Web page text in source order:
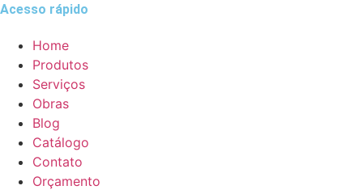
Acesso rápido
Home
Produtos
Serviços
Obras
Blog
Catálogo
Contato
Orçamento